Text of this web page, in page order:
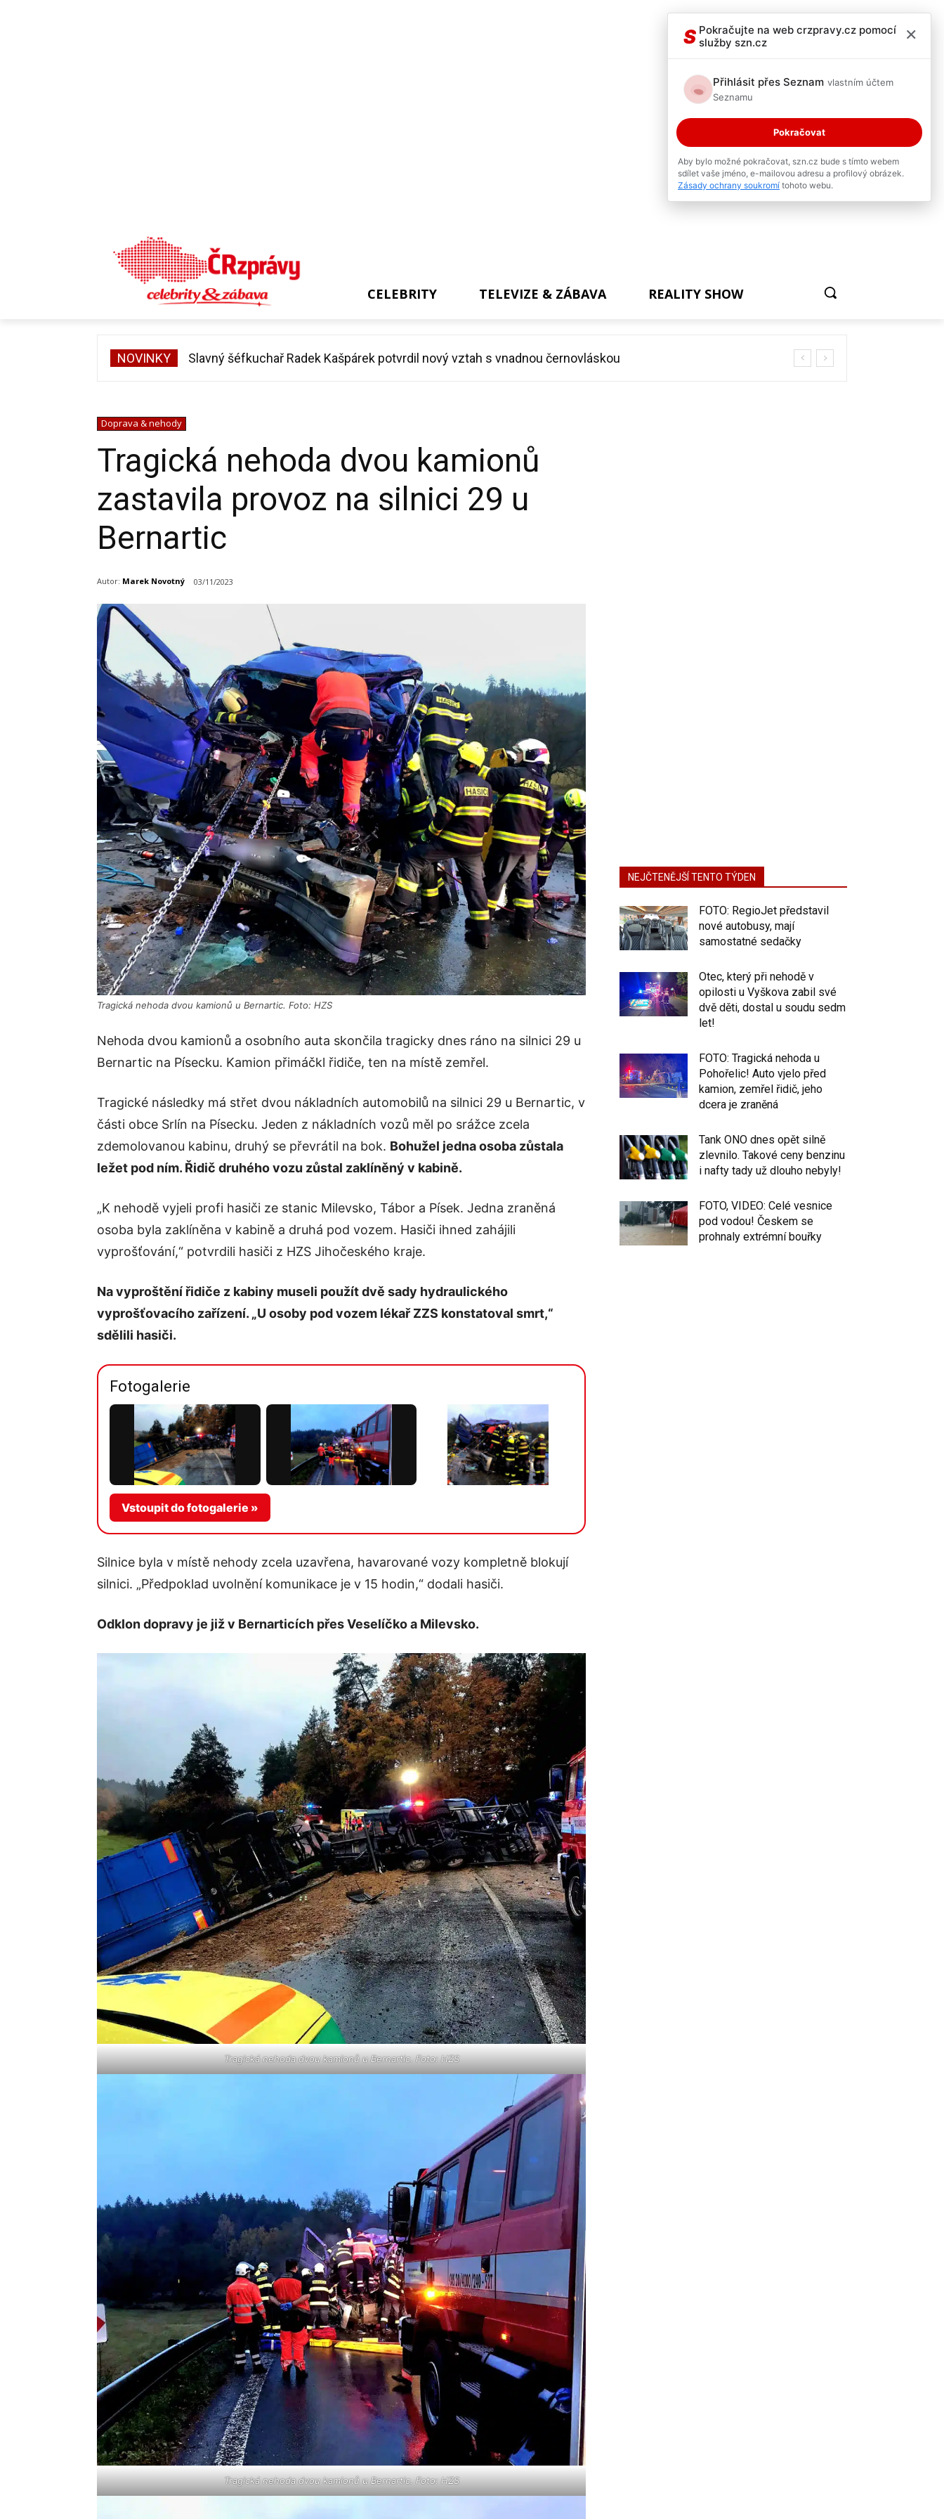
CELEBRITY TELEVIZE & ZÁBAVA REALITY SHOW
NOVINKY Vojtěch Dyk na diskotéce imitoval Miloše Zemana. Diváci se řezali smíchy
Doprava & nehody
Tragická nehoda dvou kamionů
zastavila provoz na silnici 29 u
Bernartic
Autor: Marek Novotný 03/11/2023
Tragická nehoda dvou kamionů u Bernartic. Foto: HZS
Nehoda dvou kamionů a osobního auta skončila tragicky dnes ráno na silnici 29 u
Bernartic na Písecku. Kamion přimáčkl řidiče, ten na místě zemřel.
Tragické následky má střet dvou nákladních automobilů na silnici 29 u Bernartic, v
části obce Srlín na Písecku. Jeden z nákladních vozů měl po srážce zcela
zdemolovanou kabinu, druhý se převrátil na bok. Bohužel jedna osoba zůstala
ležet pod ním. Řidič druhého vozu zůstal zaklíněný v kabině.
„K nehodě vyjeli profi hasiči ze stanic Milevsko, Tábor a Písek. Jedna zraněná
osoba byla zaklíněna v kabině a druhá pod vozem. Hasiči ihned zahájili
vyprošťování,“ potvrdili hasiči z HZS Jihočeského kraje.
Na vyproštění řidiče z kabiny museli použít dvě sady hydraulického
vyprošťovacího zařízení. „U osoby pod vozem lékař ZZS konstatoval smrt,“
sdělili hasiči.
Fotogalerie
Vstoupit do fotogalerie »
Silnice byla v místě nehody zcela uzavřena, havarované vozy kompletně blokují
silnici. „Předpoklad uvolnění komunikace je v 15 hodin,“ dodali hasiči.
Odklon dopravy je již v Bernarticích přes Veselíčko a Milevsko.
Tragická nehoda dvou kamionů u Bernartic. Foto: HZS
Tragická nehoda dvou kamionů u Bernartic. Foto: HZS
NEJČTENĚJŠÍ TENTO TÝDEN
FOTO: RegioJet představil
nové autobusy, mají
samostatné sedačky
Otec, který při nehodě v
opilosti u Vyškova zabil své
dvě děti, dostal u soudu sedm
let!
FOTO: Tragická nehoda u
Pohořelic! Auto vjelo před
kamion, zemřel řidič, jeho
dcera je zraněná
Tank ONO dnes opět silně
zlevnilo. Takové ceny benzinu
i nafty tady už dlouho nebyly!
FOTO, VIDEO: Celé vesnice
pod vodou! Českem se
prohnaly extrémní bouřky
S Pokračujte na web crzpravy.cz pomocí
služby szn.cz
×
Přihlásit přes Seznam vlastním účtem
Seznamu
Pokračovat
Aby bylo možné pokračovat, szn.cz bude s tímto webem
sdílet vaše jméno, e-mailovou adresu a profilový obrázek.
Zásady ochrany soukromí tohoto webu.